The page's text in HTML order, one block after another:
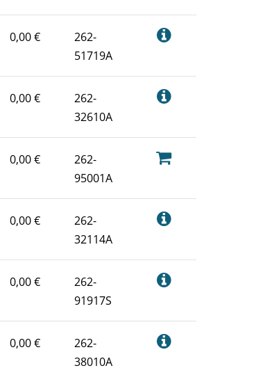
0,00 €
262-
51719A
0,00 €
262-
32610A
0,00 €
262-
95001A
0,00 €
262-
32114A
0,00 €
262-
91917S
0,00 €
262-
38010A